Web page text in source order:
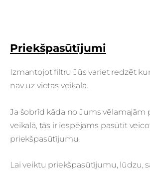
Priekšpasūtījumi
Izmantojot filtru Jūs variet redzēt
nav uz vietas veikalā.
Ja šobrīd kāda no Jums vēlamajām
veikalā, tās ir iespējams pasūtīt
priekšpasūtījumu.
Lai veiktu priekšpasūtījumu, lūdzu,